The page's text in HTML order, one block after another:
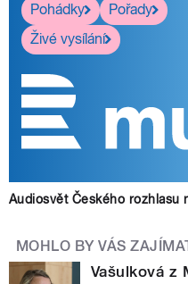
Pohádky
Pořady
Živé vysílání
Audiosvět Českého rozhlasu
MOHLO BY VÁS
Vašulková z